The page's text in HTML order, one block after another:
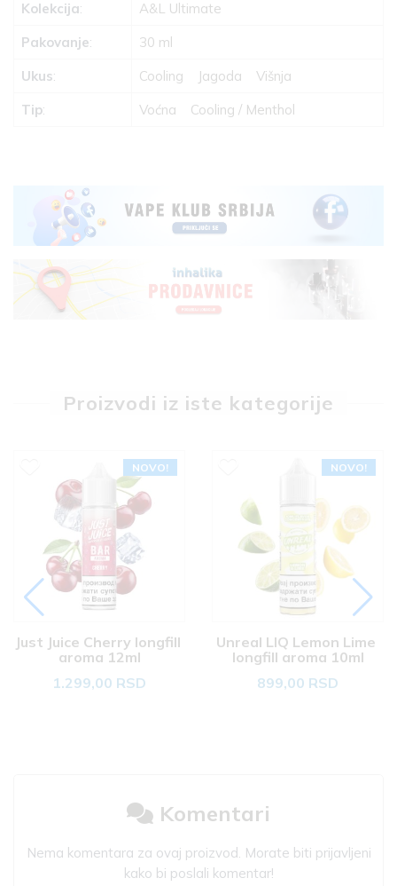
Kolekcija:
A&L Ultimate
Pakovanje:
30 ml
Ukus: Cooling Jagoda
Višnja
Tip: Voćna Cooling / Menthol
Proizvodi iz iste kategorije
NOVO!
Just Juice Cherry longfill
aroma 12ml
1.299,00 RSD
NOVO!
Unreal LIQ Lemon Lime
longfill aroma 10ml
899,00 RSD
Komentari
Nema komentara za ovaj proizvod. Morate biti prijavljeni
kako bi poslali komentar!